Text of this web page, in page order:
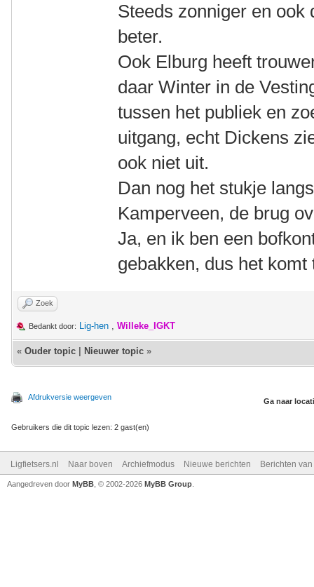
Steeds zonniger en ook
beter.
Ook Elburg heeft
daar Winter in de
tussen het publiek en
uitgang, echt Dickens
ook niet uit.
Dan nog het stukje
Kamperveen, de brug
Ja, en ik ben een
gebakken, dus het komt
Zoek
Bedankt door: Lig-hen , Willeke_IGKT
« Ouder topic Nieuwer topic »
Afdrukversie weergeven Ga naar
Gebruikers die dit topic lezen: 2 gast(en)
Ligfietsers.nl Naar boven Archiefmodus Nieuwe berichten Berichten
Aangedreven door MyBB , © 2002-2026 MyBB Group